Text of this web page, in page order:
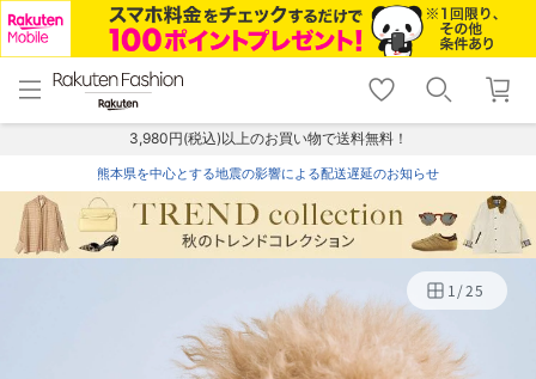
menu home
トップ
shopping_cart lock_outline
ログイン
3,980円(税込)以上のお買い物で送料無料！
熊本県を中心とする地震の影響による配送遅延のお知らせ
1/25